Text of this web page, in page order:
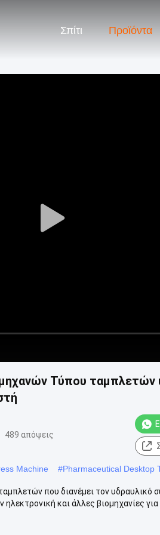
Σπίτι Προϊόντα
Play
Τύπου ταμπλετών
489 απόψεις
Machine #Pharmaceutical Desktop
που διανέμει τον υδραυλικό
και άλλες βιομηχανίες για